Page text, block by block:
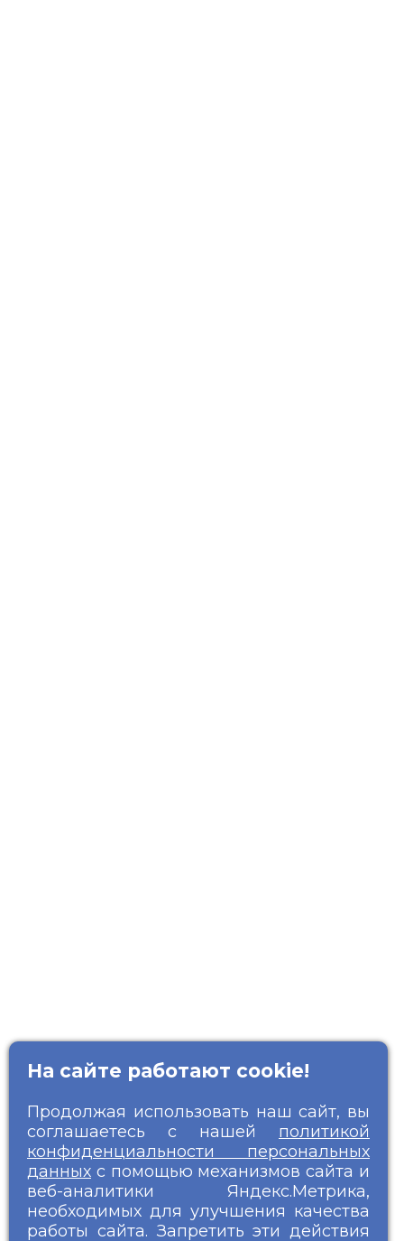
На сайте работают cookie!
Продолжая использовать наш сайт, вы
соглашаетесь с нашей политикой
конфиденциальности персональных
данных с помощью механизмов сайта и
веб-аналитики Яндекс.Метрика,
необходимых для улучшения качества
работы сайта. Запретить эти действия